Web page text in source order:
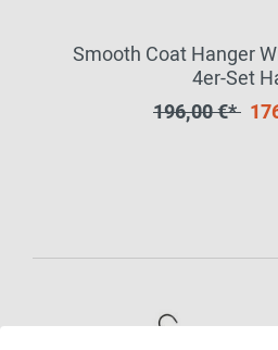
Smooth Coat Hanger
4er-Set
196,00 €*